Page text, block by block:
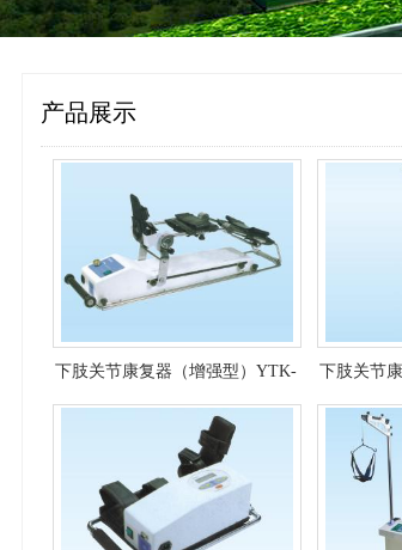
产品展示
下肢关节康复器（增强型）YTK- 下肢关节